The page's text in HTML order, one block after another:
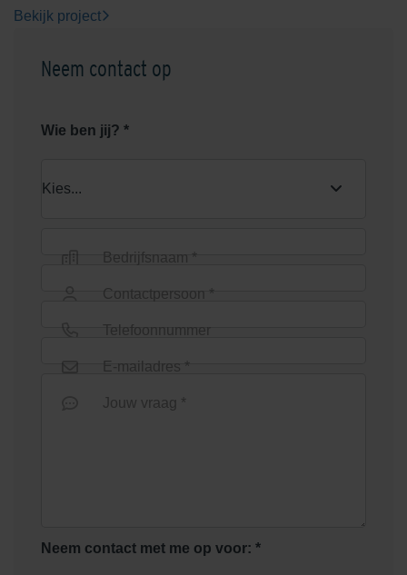
Bekijk project
Neem contact op
Wie ben jij? *
Bedrijfsnaam *
Contactpersoon *
Telefoonnummer
E-mailadres *
Jouw vraag *
Neem contact met me op voor: *